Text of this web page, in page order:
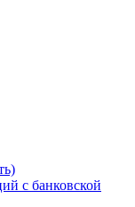
с банковской